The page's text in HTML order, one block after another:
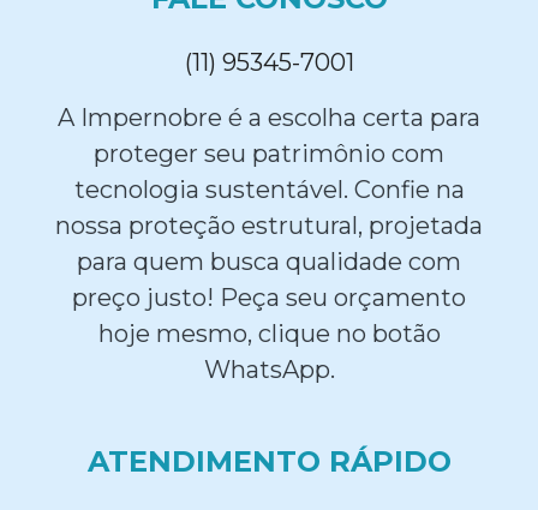
(11) 95345-7001
A Impernobre é a escolha certa para
proteger seu patrimônio com
tecnologia sustentável. Confie na
nossa proteção estrutural, projetada
para quem busca qualidade com
preço justo! Peça seu orçamento
hoje mesmo, clique no botão
WhatsApp.
ATENDIMENTO RÁPIDO